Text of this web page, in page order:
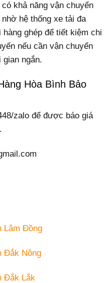
khả năng vận chuyển
hệ thống xe tải đa
ghép để tiết kiệm chi
nếu cần vận chuyển
ngắn.
Hòa Bình Bảo
zalo để được báo giá
Lâm Đồng
Đắk Nông
Đắk Lắk